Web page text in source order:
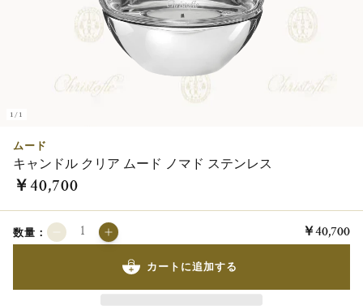
1/1
ムード
キャンドル クリア ムード ノマド ステンレス
￥40,700
数量： ￥40,700
カートに追加する